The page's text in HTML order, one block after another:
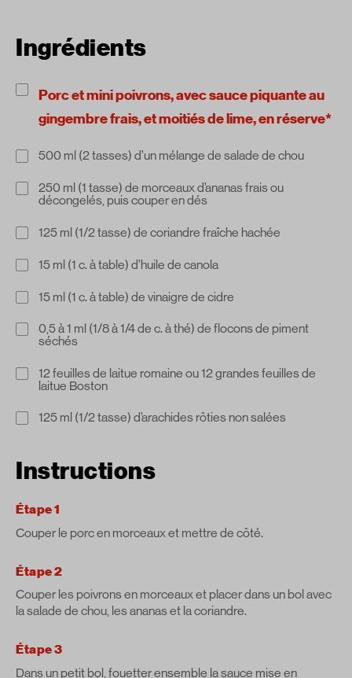
Ingrédients
Porc et mini poivrons, avec sauce piquante au
gingembre frais, et moitiés de lime, en réserve*
500 ml (2 tasses) d’un mélange de salade de chou
250 ml (1 tasse) de morceaux d’ananas frais ou
décongelés, puis couper en dés
125 ml (1/2 tasse) de coriandre fraîche hachée
15 ml (1 c. à table) d’huile de canola
15 ml (1 c. à table) de vinaigre de cidre
0,5 à 1 ml (1/8 à 1/4 de c. à thé) de flocons de piment
séchés
12 feuilles de laitue romaine ou 12 grandes feuilles de
laitue Boston
125 ml (1/2 tasse) d’arachides rôties non salées
Instructions
Étape 1
Couper le porc en morceaux et mettre de côté.
Étape 2
Couper les poivrons en morceaux et placer dans un bol avec
la salade de chou, les ananas et la coriandre.
Étape 3
Dans un petit bol, fouetter ensemble la sauce mise en